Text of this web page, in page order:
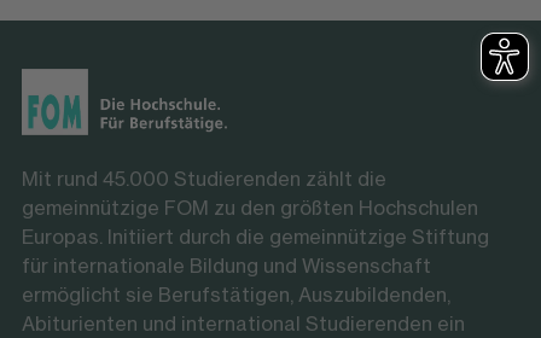
Mit rund 45.000 Studierenden zählt die
gemeinnützige FOM zu den größten Hochschulen
Europas. Initiiert durch die gemeinnützige Stiftung
für internationale Bildung und Wissenschaft
ermöglicht sie Berufstätigen, Auszubildenden,
Abiturienten und international Studierenden ein